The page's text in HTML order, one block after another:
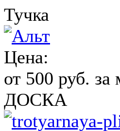
Тучка
Цена:
от 500 руб. за
ДОСКА